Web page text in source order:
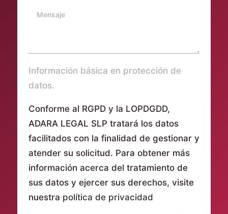
Información básica en protección de
datos.
Conforme al RGPD y la LOPDGDD,
ADARA LEGAL SLP tratará los datos
facilitados con la finalidad de gestionar y
atender su solicitud. Para obtener más
información acerca del tratamiento de
sus datos y ejercer sus derechos, visite
nuestra política de privacidad